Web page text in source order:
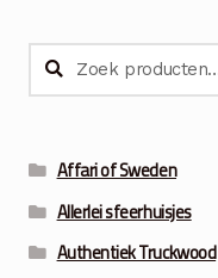
Zoeken
naar:
Zoeken
Affari of Sweden
Allerlei sfeerhuisjes
Authentiek Truckwood